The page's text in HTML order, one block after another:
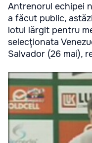
Antrenorul echipei
a făcut public,
lotul lărgit pentru
selecţionata
Salvador (26 mai),